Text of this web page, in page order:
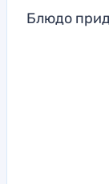
Блюдо